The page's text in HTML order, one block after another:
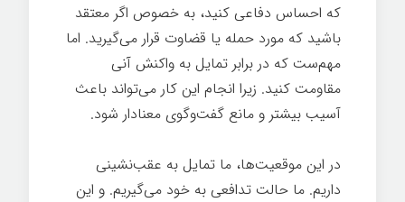
که احساس دفاعی کنید، به خصوص اگر معتقد
باشید که مورد حمله یا قضاوت قرار می‌گیرید. اما
مهم‌ست که در برابر تمایل به واکنش آنی
مقاومت کنید. زیرا انجام این کار می‌تواند باعث
آسیب بیشتر و مانع گفت‌وگوی معنادار شود.
در این موقعیت‌ها، ما تمایل به عقب‌نشینی
داریم. ما حالت تدافعی به خود می‌گیریم. و این